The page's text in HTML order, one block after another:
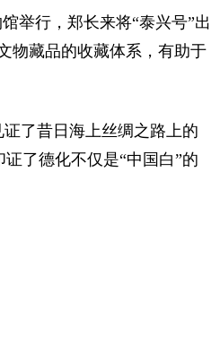
举行，郑长来将“泰兴号”出
物藏品的收藏体系，有助于
了昔日海上丝绸之路上的
了德化不仅是“中国白”的